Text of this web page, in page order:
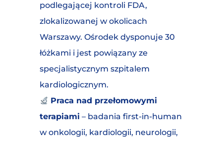
podlegającej kontroli FDA,
zlokalizowanej w okolicach
Warszawy. Ośrodek dysponuje 30
łóżkami i jest powiązany ze
specjalistycznym szpitalem
kardiologicznym.
Praca nad przełomowymi
terapiami – badania first-in-human
w onkologii, kardiologii, neurologii,